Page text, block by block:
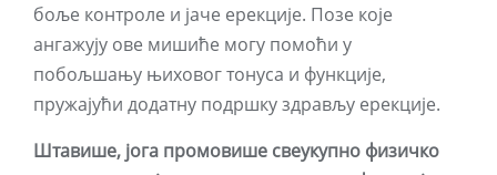
боље контроле и јаче ерекције. Позе које
ангажују ове мишиће могу помоћи у
побољшању њиховог тонуса и функције,
пружајући додатну подршку здрављу ерекције.
Штавише, јога промовише свеукупно физичко